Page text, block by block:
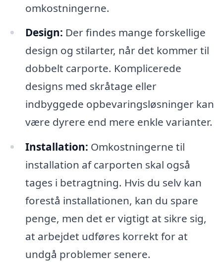
omkostningerne.
Design: Der findes mange forskellige
design og stilarter, når det kommer til
dobbelt carporte. Komplicerede
designs med skråtage eller
indbyggede opbevaringsløsninger kan
være dyrere end mere enkle varianter.
Installation: Omkostningerne til
installation af carporten skal også
tages i betragtning. Hvis du selv kan
forestå installationen, kan du spare
penge, men det er vigtigt at sikre sig,
at arbejdet udføres korrekt for at
undgå problemer senere.